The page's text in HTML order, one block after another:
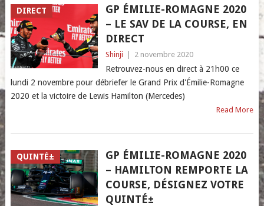
DIRECT
GP ÉMILIE-ROMAGNE 2020
– LE SAV DE LA COURSE, EN
DIRECT
Shinji 2 novembre 2020
Retrouvez-nous en direct à 21h00 ce
lundi 2 novembre pour débriefer le Grand Prix d'Émilie-Romagne
2020 et la victoire de Lewis Hamilton (Mercedes)
Read More
QUINTÉ±
GP ÉMILIE-ROMAGNE 2020
– HAMILTON REMPORTE LA
COURSE, DÉSIGNEZ VOTRE
QUINTÉ±